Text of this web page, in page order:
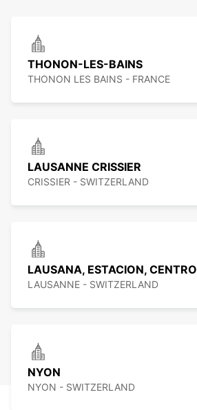
THONON-LES-BAINS
THONON LES BAINS - FRANCE
LAUSANNE CRISSIER
CRISSIER - SWITZERLAND
LAUSANA, ESTACION, CENTRO
LAUSANNE - SWITZERLAND
NYON
NYON - SWITZERLAND